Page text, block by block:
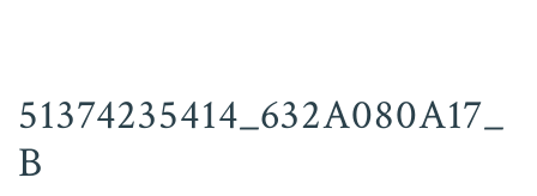
51374235414_632A080A17_
B